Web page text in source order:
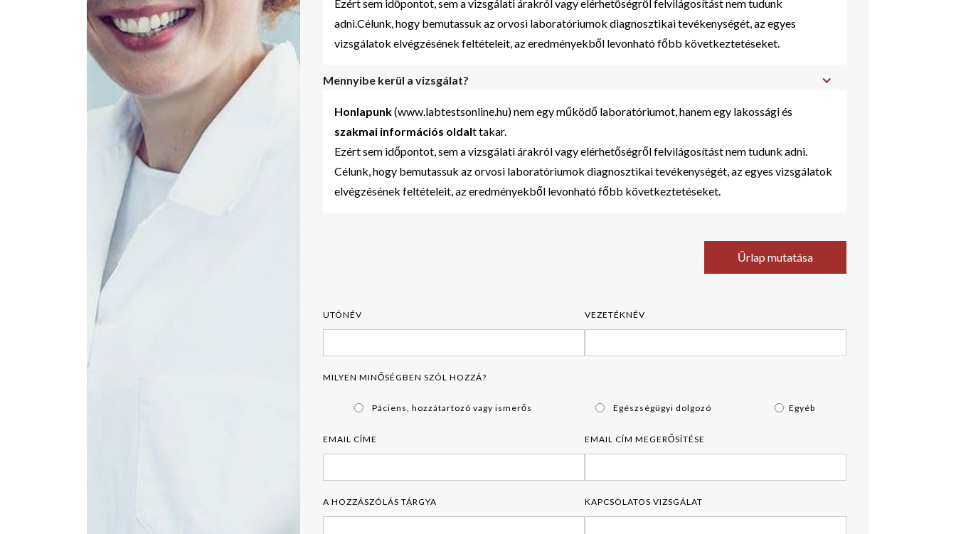
Ezért sem időpontot, sem a vizsgálati árakról vagy elérhetőségről felvilágosítást nem tudunk
adni.Célunk, hogy bemutassuk az orvosi laboratóriumok diagnosztikai tevékenységét, az egyes
vizsgálatok elvégzésének feltételeit, az eredményekből levonható főbb következtetéseket.
Mennyibe kerül a vizsgálat?
Honlapunk(www.labtestsonline.hu) nem egy működő laboratóriumot, hanem egy lakossági és
szakmai információs oldalt takar.
Ezért sem időpontot, sem a vizsgálati árakról vagy elérhetőségről felvilágosítást nem tudunk adni.
Célunk, hogy bemutassuk az orvosi laboratóriumok diagnosztikai tevékenységét, az egyes vizsgálatok
elvégzésének feltételeit, az eredményekből levonható főbb következtetéseket.
Űrlap mutatása
UTÓNÉV VEZETÉKNÉV
MILYEN MINŐSÉGBEN SZÓL HOZZÁ?
Páciens, hozzátartozó vagy ismerős Egészségügyi dolgozó Egyéb
EMAIL CÍME EMAIL CÍM MEGERŐSÍTÉSE
A HOZZÁSZÓLÁS TÁRGYA KAPCSOLATOS VIZSGÁLAT